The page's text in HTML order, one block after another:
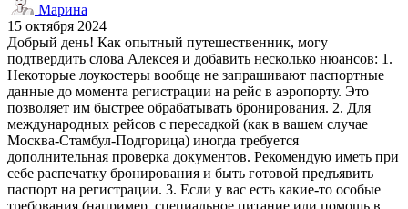
Марина
15 октября 2024
Добрый день! Как опытный путешественник, могу
подтвердить слова Алексея и добавить несколько нюансов: 1.
Некоторые лоукостеры вообще не запрашивают паспортные
данные до момента регистрации на рейс в аэропорту. Это
позволяет им быстрее обрабатывать бронирования. 2. Для
международных рейсов с пересадкой (как в вашем случае
Москва-Стамбул-Подгорица) иногда требуется
дополнительная проверка документов. Рекомендую иметь при
себе распечатку бронирования и быть готовой предъявить
паспорт на регистрации. 3. Если у вас есть какие-то особые
требования (например, специальное питание или помощь в